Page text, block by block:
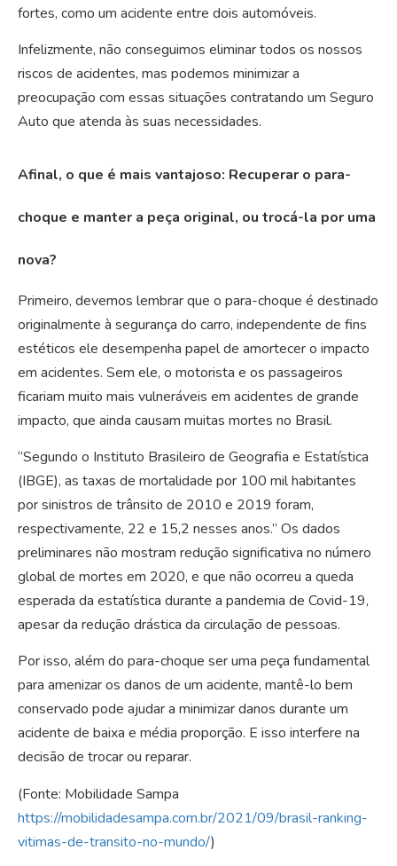
fortes, como um acidente entre dois automóveis.
Infelizmente, não conseguimos eliminar todos os nossos
riscos de acidentes, mas podemos minimizar a
preocupação com essas situações contratando um Seguro
Auto que atenda às suas necessidades.
Afinal, o que é mais vantajoso: Recuperar o para-
choque e manter a peça original, ou trocá-la por uma
nova?
Primeiro, devemos lembrar que o para-choque é destinado
originalmente à segurança do carro, independente de fins
estéticos ele desempenha papel de amortecer o impacto
em acidentes. Sem ele, o motorista e os passageiros
ficariam muito mais vulneráveis em acidentes de grande
impacto, que ainda causam muitas mortes no Brasil.
“Segundo o Instituto Brasileiro de Geografia e Estatística
(IBGE), as taxas de mortalidade por 100 mil habitantes
por sinistros de trânsito de 2010 e 2019 foram,
respectivamente, 22 e 15,2 nesses anos.” Os dados
preliminares não mostram redução significativa no número
global de mortes em 2020, e que não ocorreu a queda
esperada da estatística durante a pandemia de Covid-19,
apesar da redução drástica da circulação de pessoas.
Por isso, além do para-choque ser uma peça fundamental
para amenizar os danos de um acidente, mantê-lo bem
conservado pode ajudar a minimizar danos durante um
acidente de baixa e média proporção. E isso interfere na
decisão de trocar ou reparar.
(Fonte: Mobilidade Sampa
https://mobilidadesampa.com.br/2021/09/brasil-ranking-
vitimas-de-transito-no-mundo/)